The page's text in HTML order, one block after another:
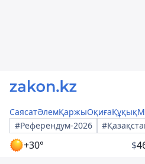
СаясатӘлемҚаржыОқиғаҚұқық
#Референдум-2026
+30° $